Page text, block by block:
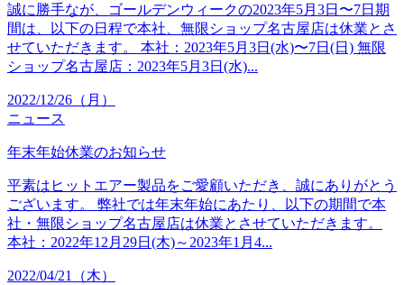
誠に勝手なが、ゴールデンウィークの2023年5月3日〜7日期
間は、以下の日程で本社、無限ショップ名古屋店は休業とさ
せていただきます。 本社：2023年5月3日(水)〜7日(日) 無限
ショップ名古屋店：2023年5月3日(水)...
2022/12/26（月）
ニュース
年末年始休業のお知らせ
平素はヒットエアー製品をご愛顧いただき、誠にありがとう
ございます。 弊社では年末年始にあたり、以下の期間で本
社・無限ショップ名古屋店は休業とさせていただきます。
本社：2022年12月29日(木)～2023年1月4...
2022/04/21（木）